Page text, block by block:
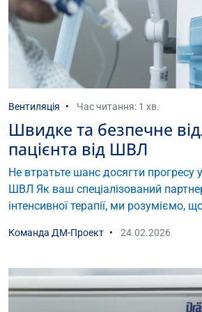
Вентиляція Час читання: 1 хв.
Швидке та безпечне
пацієнта від ШВЛ
Не втратьте шанс досягти прогресу у
ШВЛ Як ваш спеціалізований
інтенсивної терапії, ми розуміємо,
Команда ДМ-Проект 24.02.2026